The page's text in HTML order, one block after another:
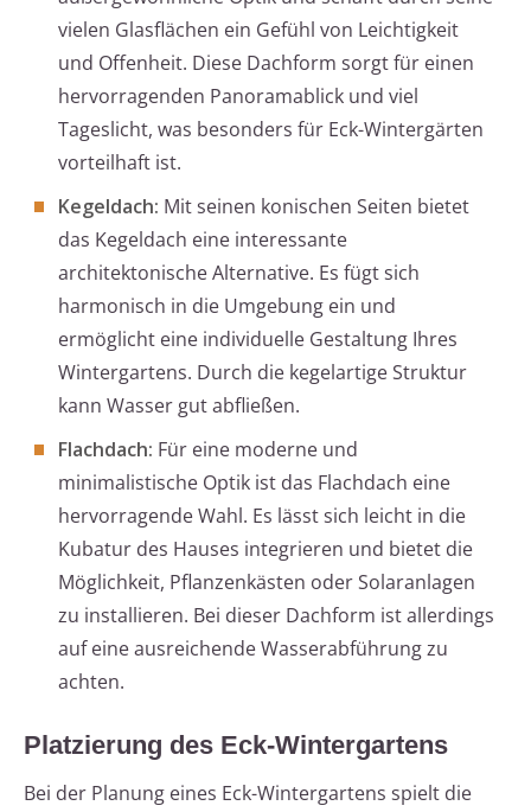
vielen Glasflächen ein Gefühl von Leichtigkeit
und Offenheit. Diese Dachform sorgt für einen
hervorragenden Panoramablick und viel
Tageslicht, was besonders für Eck-Wintergärten
vorteilhaft ist.
Kegeldach: Mit seinen konischen Seiten bietet
das Kegeldach eine interessante
architektonische Alternative. Es fügt sich
harmonisch in die Umgebung ein und
ermöglicht eine individuelle Gestaltung Ihres
Wintergartens. Durch die kegelartige Struktur
kann Wasser gut abfließen.
Flachdach: Für eine moderne und
minimalistische Optik ist das Flachdach eine
hervorragende Wahl. Es lässt sich leicht in die
Kubatur des Hauses integrieren und bietet die
Möglichkeit, Pflanzenkästen oder Solaranlagen
zu installieren. Bei dieser Dachform ist allerdings
auf eine ausreichende Wasserabführung zu
achten.
Platzierung des Eck-Wintergartens
Bei der Planung eines Eck-Wintergartens spielt die